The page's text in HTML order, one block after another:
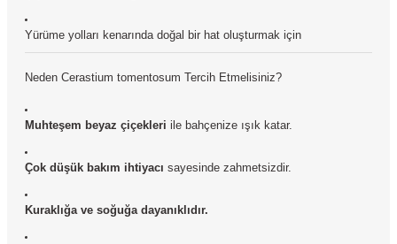
Yürüme yolları kenarında doğal bir hat oluşturmak için
Neden Cerastium tomentosum Tercih Etmelisiniz?
Muhteşem beyaz çiçekleri ile bahçenize ışık katar.
Çok düşük bakım ihtiyacı sayesinde zahmetsizdir.
Kuraklığa ve soğuğa dayanıklıdır.